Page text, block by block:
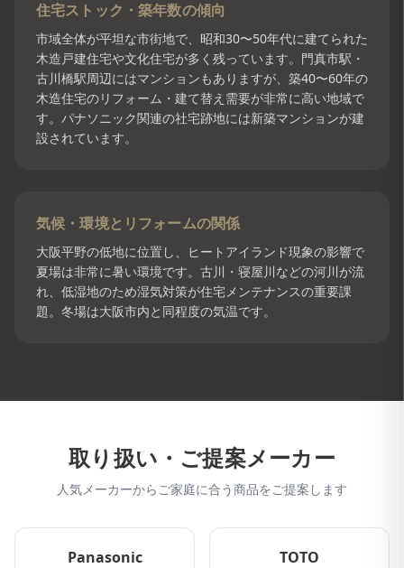
住宅ストック・築年数の傾向
市域全体が平坦な市街地で、昭和30〜50年代に建てられた
木造戸建住宅や文化住宅が多く残っています。門真市駅・
古川橋駅周辺にはマンションもありますが、築40〜60年の
木造住宅のリフォーム・建て替え需要が非常に高い地域で
す。パナソニック関連の社宅跡地には新築マンションが建
設されています。
気候・環境とリフォームの関係
大阪平野の低地に位置し、ヒートアイランド現象の影響で
夏場は非常に暑い環境です。古川・寝屋川などの河川が流
れ、低湿地のため湿気対策が住宅メンテナンスの重要課
題。冬場は大阪市内と同程度の気温です。
取り扱い・ご提案メーカー
人気メーカーからご家庭に合う商品をご提案します
Panasonic TOTO